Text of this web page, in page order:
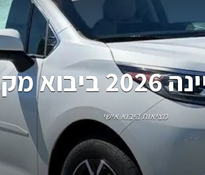
מקביל
מציאות ביבוא אישי